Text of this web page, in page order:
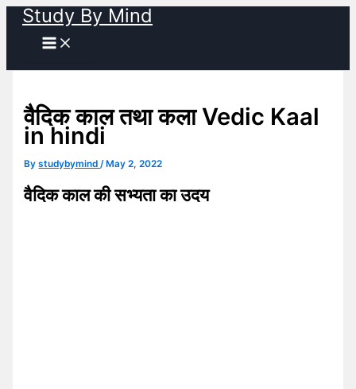
Skip
content
Study By Mind
वैदिक काल तथा कला Vedic Kaal
in hindi
Bystudybymind/ May 2, 2022
वैदिक काल की सभ्यता का उदय